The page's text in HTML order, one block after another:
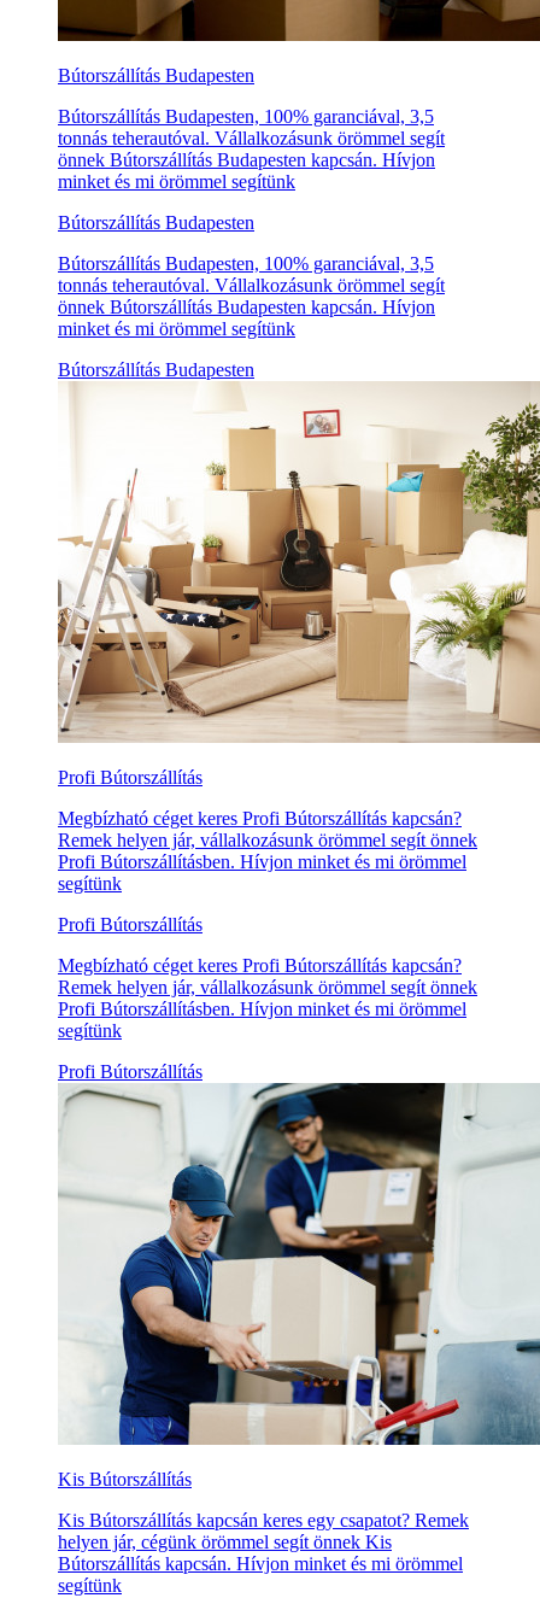
Bútorszállítás Budapesten
Bútorszállítás Budapesten, 100% garanciával, 3,5
tonnás teherautóval. Vállalkozásunk örömmel segít
önnek Bútorszállítás Budapesten kapcsán. Hívjon
minket és mi örömmel segítünk
Bútorszállítás Budapesten
Bútorszállítás Budapesten, 100% garanciával, 3,5
tonnás teherautóval. Vállalkozásunk örömmel segít
önnek Bútorszállítás Budapesten kapcsán. Hívjon
minket és mi örömmel segítünk
Bútorszállítás Budapesten
Profi Bútorszállítás
Megbízható céget keres Profi Bútorszállítás kapcsán?
Remek helyen jár, vállalkozásunk örömmel segít önnek
Profi Bútorszállításben. Hívjon minket és mi örömmel
segítünk
Profi Bútorszállítás
Megbízható céget keres Profi Bútorszállítás kapcsán?
Remek helyen jár, vállalkozásunk örömmel segít önnek
Profi Bútorszállításben. Hívjon minket és mi örömmel
segítünk
Profi Bútorszállítás
Kis Bútorszállítás
Kis Bútorszállítás kapcsán keres egy csapatot? Remek
helyen jár, cégünk örömmel segít önnek Kis
Bútorszállítás kapcsán. Hívjon minket és mi örömmel
segítünk